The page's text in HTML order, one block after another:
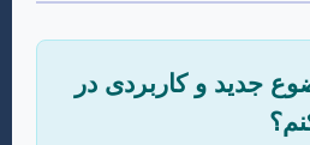
جدید و کاربردی در